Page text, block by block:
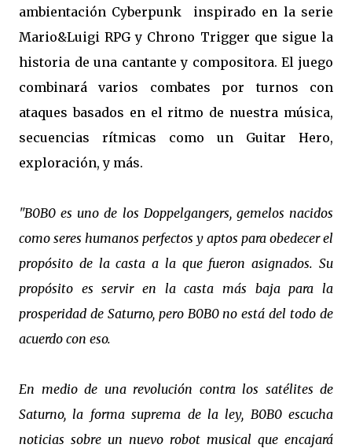
ambientación Cyberpunk inspirado en la serie
Mario&Luigi RPG y Chrono Trigger que sigue la
historia de una cantante y compositora. El juego
combinará varios combates por turnos con
ataques basados en el ritmo de nuestra música,
secuencias rítmicas como un Guitar Hero,
exploración, y más.
"B0B0 es uno de los Doppelgangers, gemelos nacidos
como seres humanos perfectos y aptos para obedecer el
propósito de la casta a la que fueron asignados. Su
propósito es servir en la casta más baja para la
prosperidad de Saturno, pero B0B0 no está del todo de
acuerdo con eso.
En medio de una revolución contra los satélites de
Saturno, la forma suprema de la ley, B0B0 escucha
noticias sobre un nuevo robot musical que encajará